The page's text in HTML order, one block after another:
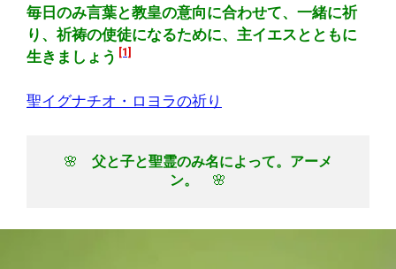
毎日のみ言葉と教皇の意向に合わせて、一緒に祈
り、祈祷の使徒になるために、主イエスとともに
生きましょう [1]
聖イグナチオ・ロヨラの祈り
🌸 父と子と聖霊のみ名によって。アーメ
ン。
🌸